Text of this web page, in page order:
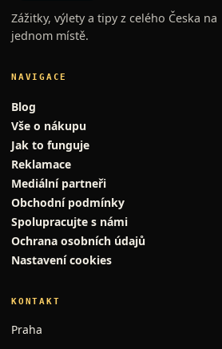
Zážitky, výlety a tipy z celého Česka na
jednom místě.
NAVIGACE
Blog
Vše o nákupu
Jak to funguje
Reklamace
Mediální partneři
Obchodní podmínky
Spolupracujte s námi
Ochrana osobních údajů
Nastavení cookies
KONTAKT
Praha